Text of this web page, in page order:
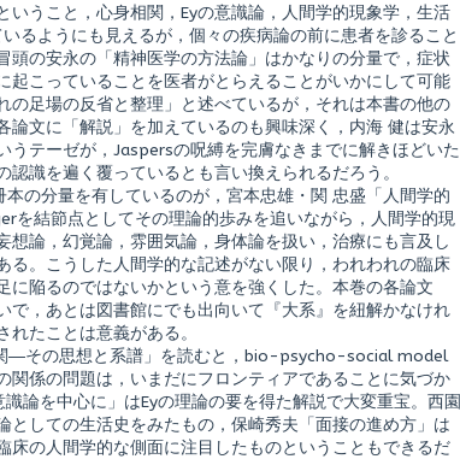
うこと，心身相関，Eyの意識論，人間学的現象学，生活
るようにも見えるが，個々の疾病論の前に患者を診ること
の安永の「精神医学の方法論」はかなりの分量で，症状
こっていることを医者がとらえることがいかにして可能
足場の反省と整理」と述べているが，それは本書の他の
文に「解説」を加えているのも興味深く，内海 健は安永
テーゼが，Jaspersの呪縛を完膚なきまでに解きほどいた
識を遍く覆っているとも言い換えられるだろう。
の分量を有しているのが，宮本忠雄・関 忠盛「人間学的
を結節点としてその理論的歩みを追いながら，人間学的現
論，幻覚論，雰囲気論，身体論を扱い，治療にも言及し
。こうした人間学的な記述がない限り，われわれの臨床
陥るのではないかという意を強くした。本巻の各論文
，あとは図書館にでも出向いて『大系』を紐解かなけれ
たことは意義がある。
―その思想と系譜」を読むと，bio-psycho-social model
係の問題は，いまだにフロンティアであることに気づか
論を中心に」はEyの理論の要を得た解説で大変重宝。西園
しての生活史をみたもの，保崎秀夫「面接の進め方」は
の人間学的な側面に注目したものということもできるだ